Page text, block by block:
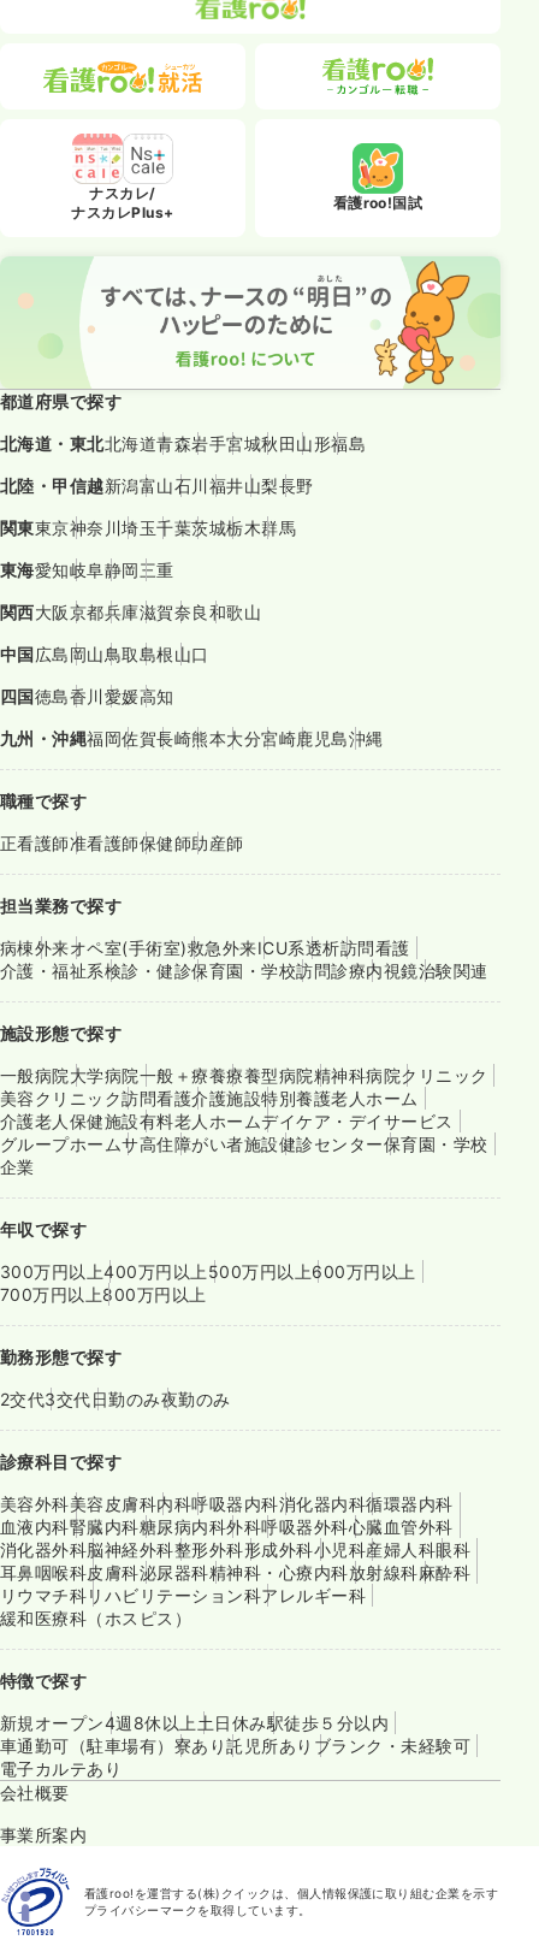
ナスカレ/
ナスカレPlus+
看護roo!国試
都道府県で探す
北海道・東北北海道青森岩手宮城秋田山形福島
北陸・甲信越新潟富山石川福井山梨長野
関東東京神奈川埼玉千葉茨城栃木群馬
東海愛知岐阜静岡三重
関西大阪京都兵庫滋賀奈良和歌山
中国広島岡山鳥取島根山口
四国徳島香川愛媛高知
九州・沖縄福岡佐賀長崎熊本大分宮崎鹿児島沖縄
職種で探す
正看護師准看護師保健師助産師
担当業務で探す
病棟外来オペ室(手術室)救急外来ICU系透析訪問看護
介護・福祉系検診・健診保育園・学校訪問診療内視鏡治験関連
施設形態で探す
一般病院大学病院一般＋療養療養型病院精神科病院クリニック
美容クリニック訪問看護介護施設特別養護老人ホーム
介護老人保健施設有料老人ホームデイケア・デイサービス
グループホームサ高住障がい者施設健診センター保育園・学校
企業
年収で探す
300万円以上400万円以上 500万円以上600万円以上
700万円以上800万円以上
勤務形態で探す
2交代3交代日勤のみ夜勤のみ
診療科目で探す
美容外科美容皮膚科内科呼吸器内科消化器内科循環器内科
血液内科腎臓内科糖尿病内科外科呼吸器外科心臓血管外科
消化器外科脳神経外科整形外科形成外科小児科産婦人科眼科
耳鼻咽喉科皮膚科泌尿器科精神科・心療内科放射線科麻酔科
リウマチ科リハビリテーション科アレルギー科
緩和医療科（ホスピス）
特徴で探す
新規オープン4週8休以上 土日休み駅徒歩５分以内
車通勤可（駐車場有） 寮あり託児所あり ブランク・未経験可
電子カルテあり
会社概要
事業所案内
看護roo!を運営する(株)クイックは、個人情報保護に取り組む企業を示す
プライバシーマークを取得しています。